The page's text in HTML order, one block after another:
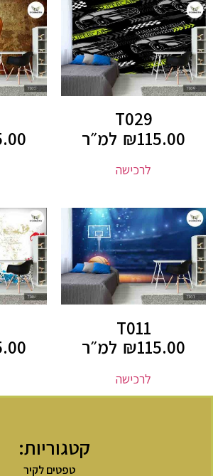
T029
₪115.00 למ״ר
לרכישה
T011
₪115.00 למ״ר
לרכישה
קטגוריות:
טפטים לקיר